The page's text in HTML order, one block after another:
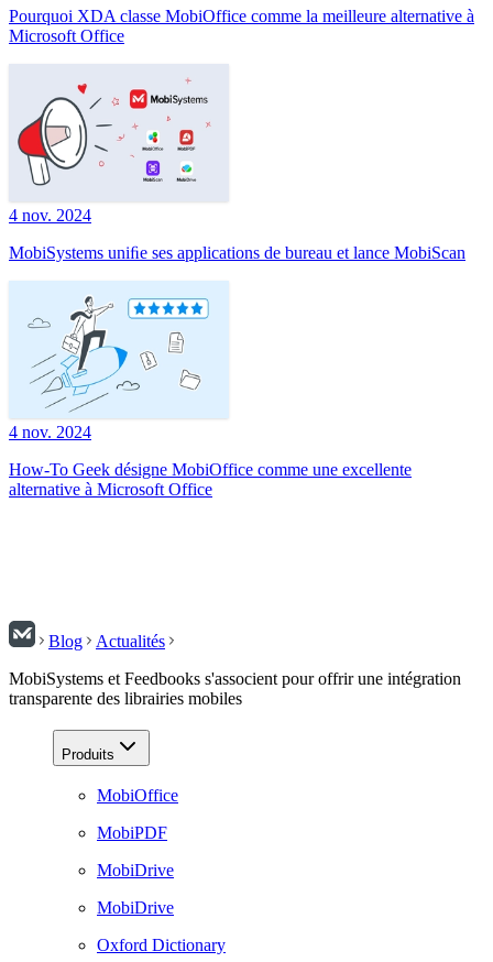
Pourquoi XDA classe MobiOffice comme la meilleure alternative à
Microsoft Office
4 nov. 2024
MobiSystems uniﬁe ses applications de bureau et lance MobiScan
4 nov. 2024
How-To Geek désigne MobiOffice comme une excellente
alternative à Microsoft Office
Blog
Actualités
MobiSystems et Feedbooks s'associent pour offrir une intégration
transparente des librairies mobiles
Produits
MobiOffice
MobiPDF
MobiDrive
MobiDrive
Oxford Dictionary